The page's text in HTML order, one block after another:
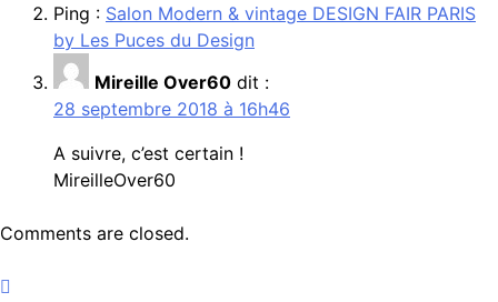
Ping : Salon Modern & vintage DESIGN FAIR PARIS
by Les Puces du Design
Mireille Over60 dit :
28 septembre 2018 à 16h46
A suivre, c’est certain !
MireilleOver60
Comments are closed.